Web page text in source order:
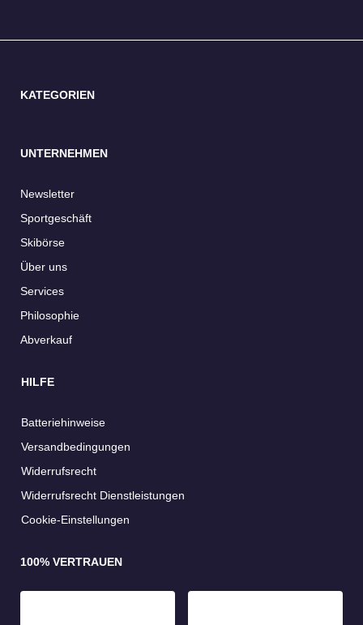
KATEGORIEN
UNTERNEHMEN
Newsletter
Sportgeschäft
Skibörse
Über uns
Services
Philosophie
Abverkauf
HILFE
Batteriehinweise
Versandbedingungen
Widerrufsrecht
Widerrufsrecht Dienstleistungen
Cookie-Einstellungen
100% VERTRAUEN